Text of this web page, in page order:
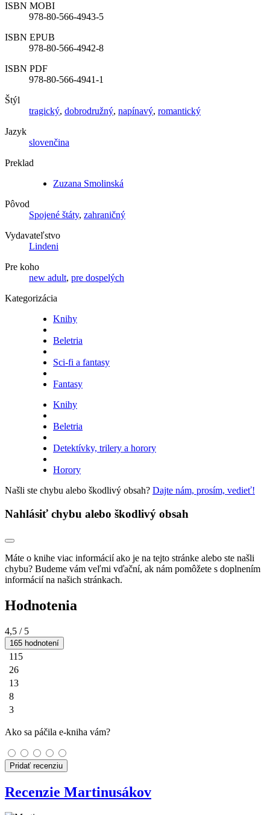
ISBN MOBI
978-80-566-4943-5
ISBN EPUB
978-80-566-4942-8
ISBN PDF
978-80-566-4941-1
Štýl
tragický, dobrodružný, napínavý, romantický
Jazyk
slovenčina
Preklad
Zuzana Smolinská
Pôvod
Spojené štáty, zahraničný
Vydavateľstvo
Lindeni
Pre koho
new adult, pre dospelých
Kategorizácia
Knihy
Beletria
Sci-fi a fantasy
Fantasy
Knihy
Beletria
Detektívky, trilery a horory
Horory
Našli ste chybu alebo škodlivý obsah? Dajte nám, prosím, vedieť!
Nahlásiť chybu alebo škodlivý obsah
Máte o knihe viac informácií ako je na tejto stránke alebo ste našli
chybu? Budeme vám veľmi vďační, ak nám pomôžete s doplnením
informácií na našich stránkach.
Hodnotenia
4,5 / 5
165 hodnotení
115
26
13
8
3
Ako sa páčila e-kniha vám?
Pridať recenziu
Recenzie Martinusákov